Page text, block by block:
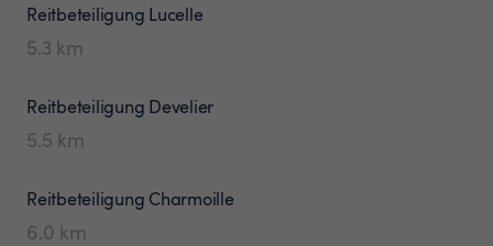
Reitbeteiligung Lucelle
5.3 km
Reitbeteiligung Develier
5.5 km
Reitbeteiligung Charmoille
6.0 km